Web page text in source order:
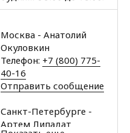
Москва - Анатолий
Окуловкин
Телефон: +7 (800) 775-
40-16
Отправить сообщение
Санкт-Петербурге -
Артем Липадат